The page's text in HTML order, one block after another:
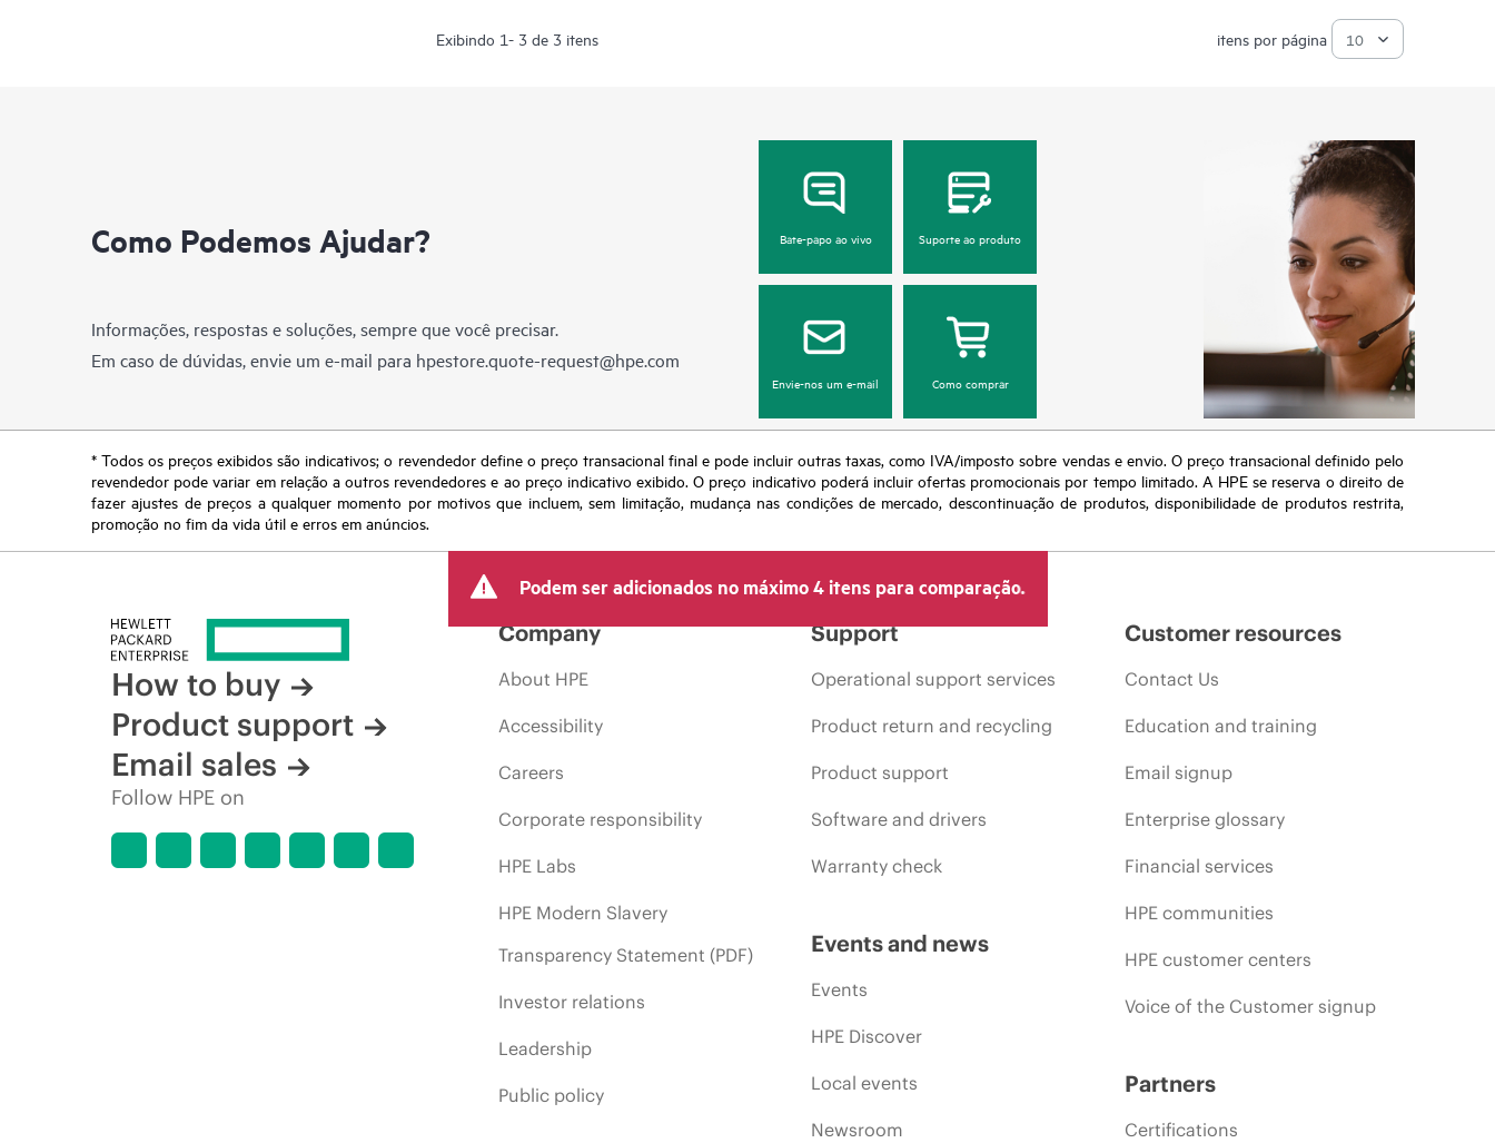
Exibindo 1- 3 de 3 itens itens por página
Como Podemos Ajudar?
Informações, respostas e soluções, sempre que você precisar.
Em caso de dúvidas, envie um e-mail para hpestore.quote-request@hpe.com
Bate-papo ao vivo Suporte ao produto
Envie-nos um e-mail Como comprar
* Todos os preços exibidos são indicativos; o revendedor define o preço transacional final e pode incluir outras taxas, como IVA/imposto sobre vendas e envio. O preço transacional definido pelo
revendedor pode variar em relação a outros revendedores e ao preço indicativo exibido. O preço indicativo poderá incluir ofertas promocionais por tempo limitado. A HPE se reserva o direito de
fazer ajustes de preços a qualquer momento por motivos que incluem, sem limitação, mudança nas condições de mercado, descontinuação de produtos, disponibilidade de produtos restrita,
promoção no fim da vida útil e erros em anúncios.
Podem ser adicionados no máximo 4 itens para comparação.
How to buy
Product support
Email sales
Follow HPE on
Company
About HPE
Accessibility
Careers
Corporate responsibility
HPE Labs
HPE Modern Slavery
Transparency Statement (PDF)
Investor relations
Leadership
Public policy
Support
Operational support services
Product return and recycling
Product support
Software and drivers
Warranty check
Events and news
Events
HPE Discover
Local events
Newsroom
Customer resources
Contact Us
Education and training
Email signup
Enterprise glossary
Financial services
HPE communities
HPE customer centers
Voice of the Customer signup
Partners
Certifications